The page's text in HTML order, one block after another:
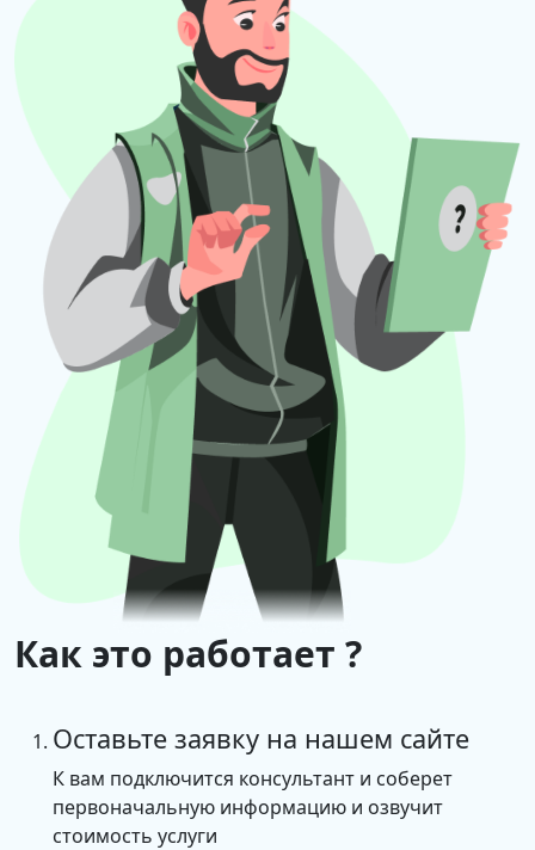
Как это работает ?
Оставьте заявку на нашем сайте
К вам подключится консультант и соберет
первоначальную информацию и озвучит
стоимость услуги